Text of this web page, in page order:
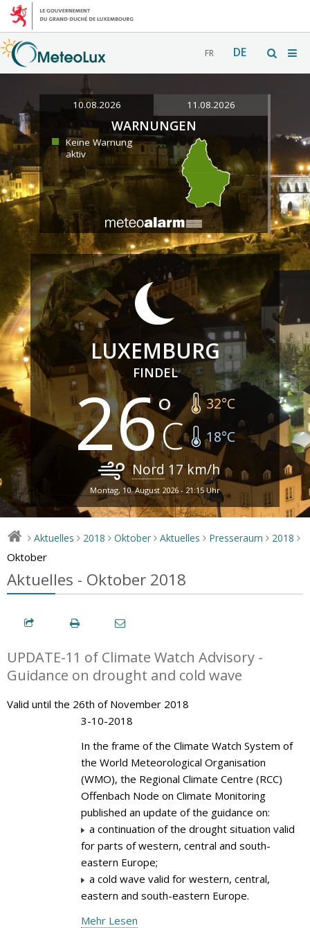
FR DE
10.08.2026 11.08.2026
WARNUNGEN
Keine Warnung
aktiv
LUXEMBURG
FINDEL
26 32°C
18°C
Nord 17km/h
Montag, 10. August 2026 - 21:15 Uhr
> Aktuelles > 2018 > Oktober > Aktuelles > Presseraum > 2018 >
Oktober
Aktuelles - Oktober 2018
UPDATE-11 of Climate Watch Advisory -
Guidance on drought and cold wave
Valid until the 26th of November 2018
3-10-2018
In the frame of the Climate Watch System of
the World Meteorological Organisation
(WMO), the Regional Climate Centre (RCC)
Offenbach Node on Climate Monitoring
published an update of the guidance on:
a continuation of the drought situation valid
for parts of western, central and south-
eastern Europe;
a cold wave valid for western, central,
eastern and south-eastern Europe.
Mehr Lesen